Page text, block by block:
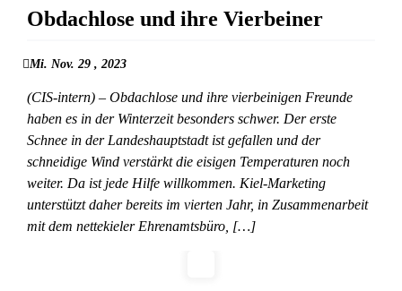
Obdachlose und ihre Vierbeiner
Mi. Nov. 29 , 2023
(CIS-intern) – Obdachlose und ihre vierbeinigen Freunde
haben es in der Winterzeit besonders schwer. Der erste
Schnee in der Landeshauptstadt ist gefallen und der
schneidige Wind verstärkt die eisigen Temperaturen noch
weiter. Da ist jede Hilfe willkommen. Kiel-Marketing
unterstützt daher bereits im vierten Jahr, in Zusammenarbeit
mit dem nettekieler Ehrenamtsbüro, […]